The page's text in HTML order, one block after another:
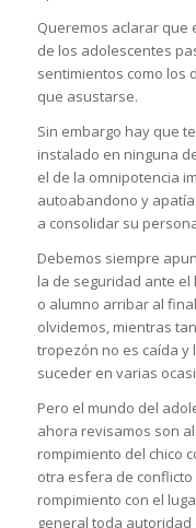
Queremos aclarar que
de los adolescentes
sentimientos como los
que asustarse.
Sin embargo hay que
instalado en ninguna
el de la omnipotencia
autoabandono y
a consolidar su
Debemos siempre
la de seguridad ante
o alumno arribar al
olvidemos, mientras
tropezón no es caída
suceder en varias
Pero el mundo del
ahora revisamos son
rompimiento del chico
otra esfera de
rompimiento con el
general toda